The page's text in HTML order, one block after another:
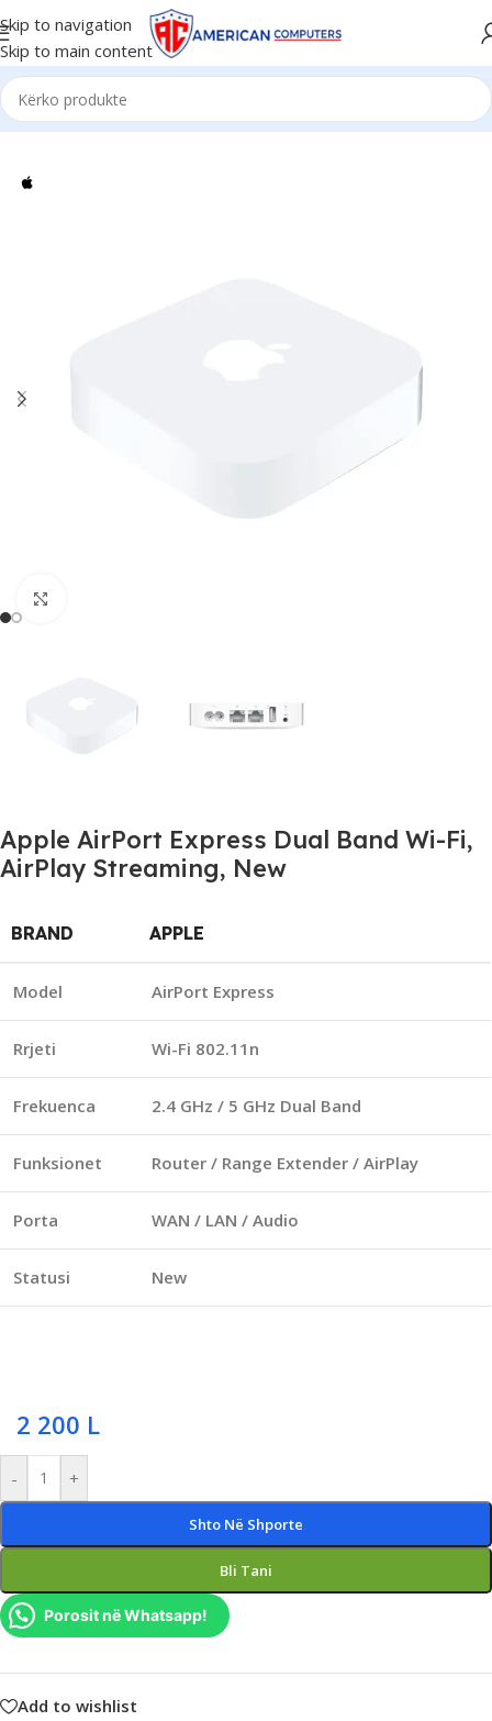
Skip to navigation
Skip to main content
Kreu/Network/WIFI Routers
Apple AirPort Express Dual Band Wi-Fi,
AirPlay Streaming, New
BRAND APPLE
Model AirPort Express
Rrjeti Wi-Fi 802.11n
Frekuenca 2.4 GHz / 5 GHz Dual Band
Funksionet Router / Range Extender / AirPlay
Porta WAN / LAN / Audio
Statusi New
2 200 L
- +
Shto Në Shporte
Bli Tani
Porosit në Whatsapp!
Add to wishlist